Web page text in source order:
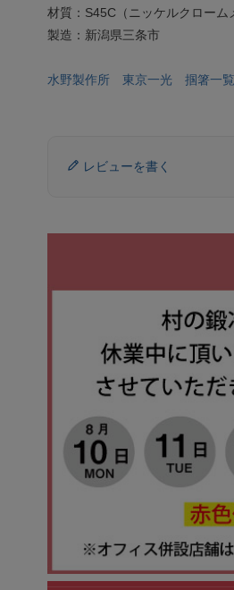
材質：S45C（ニッケルクローム
製造：新潟県三条市
水野製作所 東京一光 掴箸一覧
レビューを書く